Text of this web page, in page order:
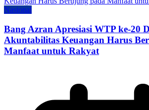
Nasional
Bang Azran Apresiasi WTP ke-20
Akuntabilitas Keuangan Harus
Manfaat untuk Rakyat